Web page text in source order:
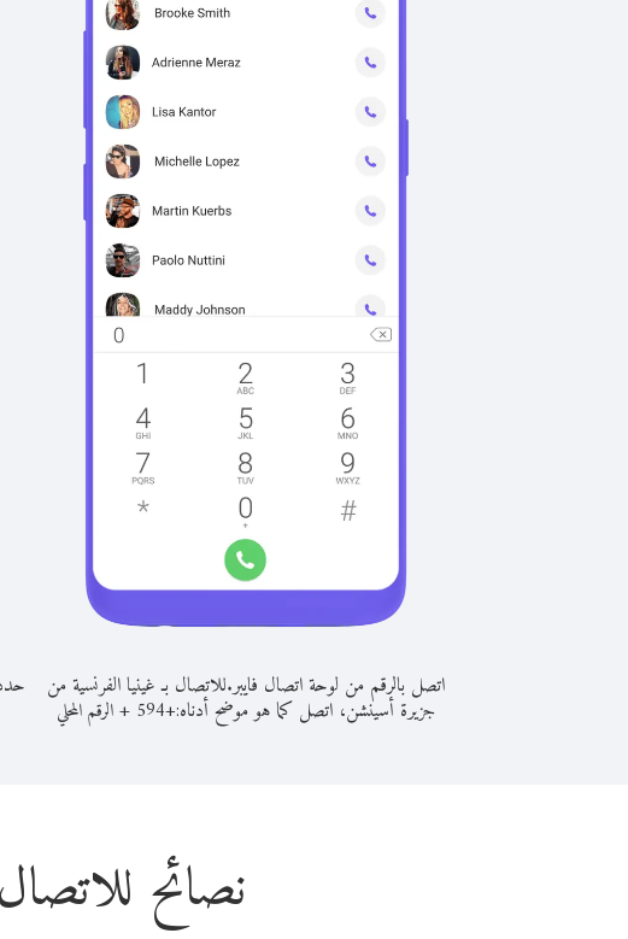
اتصل بالرقم من لوحة اتصال فايبر.للاتصال بـ غينيا الفرنسية من
جزيرة أسينشن، اتصل كما هو موضح أدناه:+
594
+الرقم المحلي
نصائح